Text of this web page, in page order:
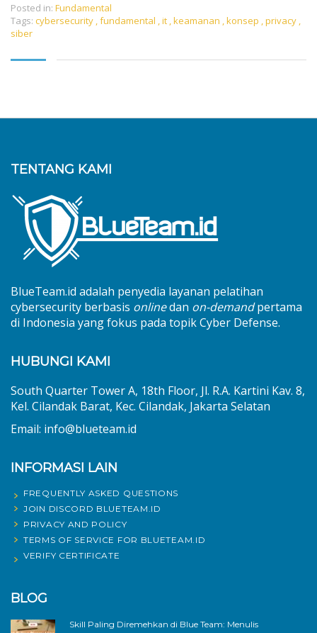
Posted in: Fundamental
Tags: cybersecurity ,fundamental ,it ,keamanan ,konsep ,privacy ,
siber
TENTANG KAMI
BlueTeam.id adalah penyedia layanan pelatihan
cybersecurity berbasis onlinedan on-demandpertama
di Indonesia yang fokus pada topik Cyber Defense.
HUBUNGI KAMI
South Quarter Tower A, 18th Floor, Jl. R.A. Kartini Kav. 8,
Kel. Cilandak Barat, Kec. Cilandak, Jakarta Selatan
Email: info@blueteam.id
INFORMASI LAIN
FREQUENTLY ASKED QUESTIONS
JOIN DISCORD BLUETEAM.ID
PRIVACY AND POLICY
TERMS OF SERVICE FOR BLUETEAM.ID
VERIFY CERTIFICATE
BLOG
Skill Paling Diremehkan di Blue Team: Menulis